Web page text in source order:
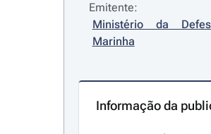
Emitente:
Ministério da
Marinha
Informação da